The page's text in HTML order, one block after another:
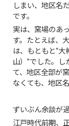
しまい、地区名
です。
実は、窯場のあ
す。たとえば、
は、もともと“大
山）”でした。し
て、地区全部が
なくても、地区
ずいぶん余談が
江戸時代前期、